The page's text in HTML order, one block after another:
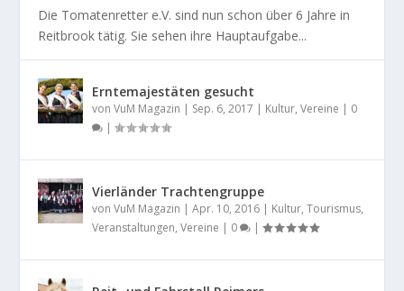
Die Tomatenretter e.V. sind nun schon über 6 Jahre in
Reitbrook tätig. Sie sehen ihre Hauptaufgabe...
Erntemajestäten gesucht
vonVuM Magazin | Sep. 6, 2017 | Kultur,Vereine | 0
|
Vierländer Trachtengruppe
vonVuM Magazin |Apr. 10, 2016 | Kultur,Tourismus,
Veranstaltungen,Vereine | 0 |